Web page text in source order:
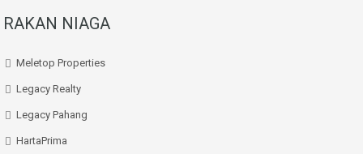
RAKAN NIAGA
Meletop Properties
Legacy Realty
Legacy Pahang
HartaPrima